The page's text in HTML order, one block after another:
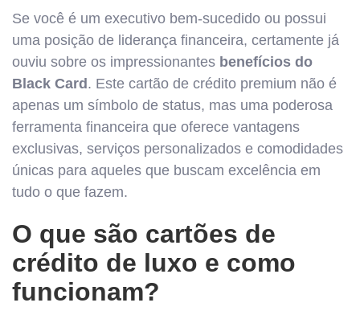
Se você é um executivo bem-sucedido ou possui
uma posição de liderança financeira, certamente já
ouviu sobre os impressionantes benefícios do
Black Card. Este cartão de crédito premium não é
apenas um símbolo de status, mas uma poderosa
ferramenta financeira que oferece vantagens
exclusivas, serviços personalizados e comodidades
únicas para aqueles que buscam excelência em
tudo o que fazem.
O que são cartões de
crédito de luxo e como
funcionam?